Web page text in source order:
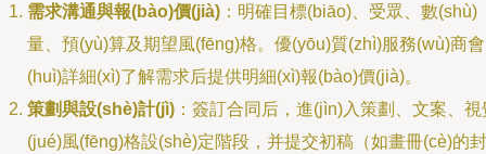
需求溝通與報(bào)價(jià) ：明確目標(biāo)、受眾、數(shù)
量、預(yù)算及期望風(fēng)格。優(yōu)質(zhì)服務(wù)商會
(huì)詳細(xì)了解需求后提供明細(xì)報(bào)價(jià)。
策劃與設(shè)計(jì) ：簽訂合同后，進(jìn)入策劃、文案、視
(jué)風(fēng)格設(shè)定階段，并提交初稿（如畫冊(cè)的封